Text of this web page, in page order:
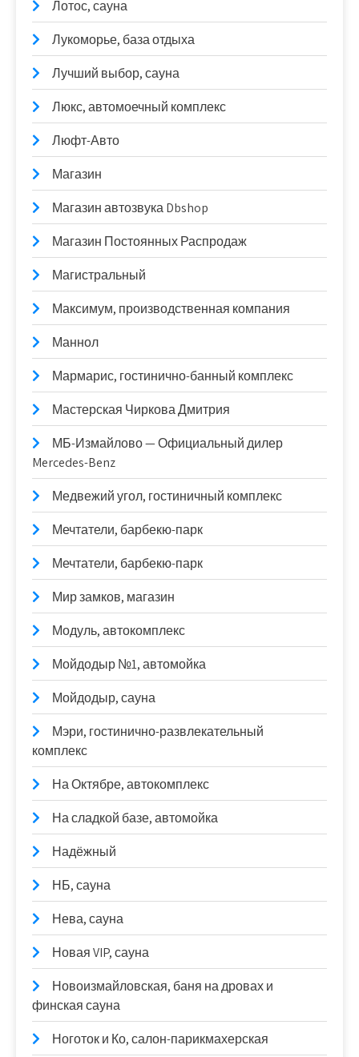
Лотос, сауна
Лукоморье, база отдыха
Лучший выбор, сауна
Люкс, автомоечный комплекс
Люфт-Авто
Магазин
Магазин автозвука Dbshop
Магазин Постоянных Распродаж
Магистральный
Максимум, производственная компания
Маннол
Мармарис, гостинично-банный комплекс
Мастерская Чиркова Дмитрия
МБ-Измайлово — Официальный дилер
Mercedes-Benz
Медвежий угол, гостиничный комплекс
Мечтатели, барбекю-парк
Мечтатели, барбекю-парк
Мир замков, магазин
Модуль, автокомплекс
Мойдодыр №1, автомойка
Мойдодыр, сауна
Мэри, гостинично-развлекательный
комплекс
На Октябре, автокомплекс
На сладкой базе, автомойка
Надёжный
НБ, сауна
Нева, сауна
Новая VIP, сауна
Новоизмайловская, баня на дровах и
финская сауна
Ноготок и Ко, салон-парикмахерская